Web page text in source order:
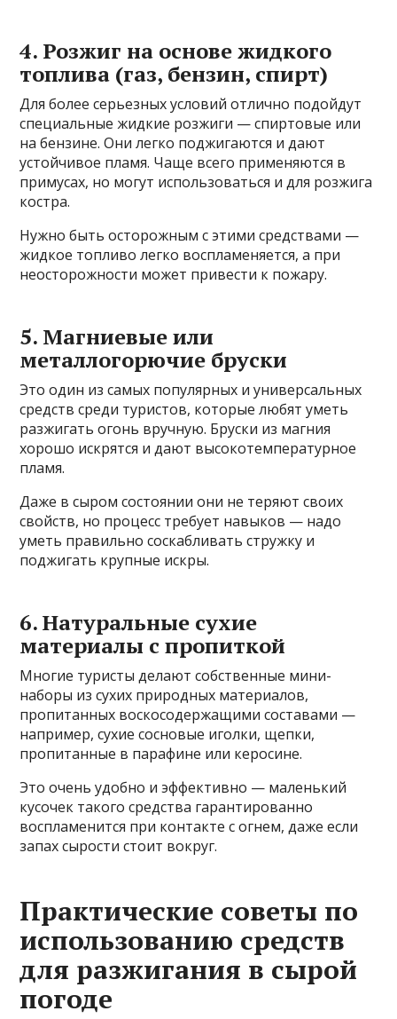
4. Розжиг на основе жидкого
топлива (газ, бензин, спирт)
Для более серьезных условий отлично подойдут
специальные жидкие розжиги — спиртовые или
на бензине. Они легко поджигаются и дают
устойчивое пламя. Чаще всего применяются в
примусах, но могут использоваться и для розжига
костра.
Нужно быть осторожным с этими средствами —
жидкое топливо легко воспламеняется, а при
неосторожности может привести к пожару.
5. Магниевые или
металлогорючие бруски
Это один из самых популярных и универсальных
средств среди туристов, которые любят уметь
разжигать огонь вручную. Бруски из магния
хорошо искрятся и дают высокотемпературное
пламя.
Даже в сыром состоянии они не теряют своих
свойств, но процесс требует навыков — надо
уметь правильно соскабливать стружку и
поджигать крупные искры.
6. Натуральные сухие
материалы с пропиткой
Многие туристы делают собственные мини-
наборы из сухих природных материалов,
пропитанных воскосодержащими составами —
например, сухие сосновые иголки, щепки,
пропитанные в парафине или керосине.
Это очень удобно и эффективно — маленький
кусочек такого средства гарантированно
воспламенится при контакте с огнем, даже если
запах сырости стоит вокруг.
Практические советы по
использованию средств
для разжигания в сырой
погоде